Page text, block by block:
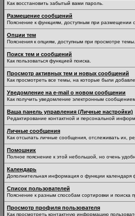
Как восстановить забытый вами пароль.
Размещение сообщений
Пояснение к функциям, доступным при размещении
Опции тем
Пояснения к опциям, доступным при просмотре темы.
Поиск тем и сообщений
Как пользоваться функцией поиска.
Просмотр активных тем и новых сообщений
Как просмотреть все темы, на которые были
Уведомление на е-mail о новом сообщении
Как получить уведомление электронным
Ваша панель управления (Личные настройки)
Редактирование контактной и персональной
Личные сообщения
Как отсылать личные сообщения, отслеживать их,
Помошник
Полное пояснение к этой небольшой, но очень
Календарь
Дополнительная информация о функции календаря
Список пользователей
Пояснение к разным способам сортировки и поиска
Просмотр профиля пользователя
Как просмотреть контактную информацию